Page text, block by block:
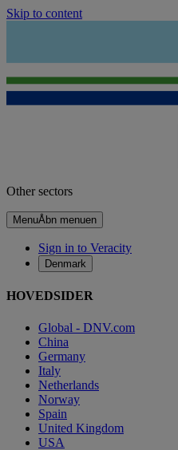
Skip to content
Other sectors
MenuÅbn menuen
Sign in to Veracity
Denmark
HOVEDSIDER
Global - DNV.com
China
Germany
Italy
Netherlands
Norway
Spain
United Kingdom
USA